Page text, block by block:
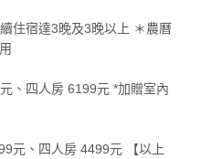
住宿達3晚及3晚以上 ＊農曆
、四人房 6199元 *加贈室內
元、四人房 4499元 【以上